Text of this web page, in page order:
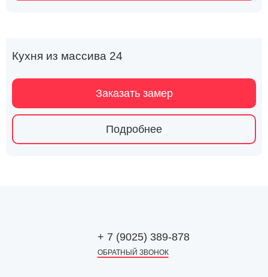
Кухня из массива 24
Заказать замер
Подробнее
+ 7 (9025) 389-878
ОБРАТНЫЙ ЗВОНОК